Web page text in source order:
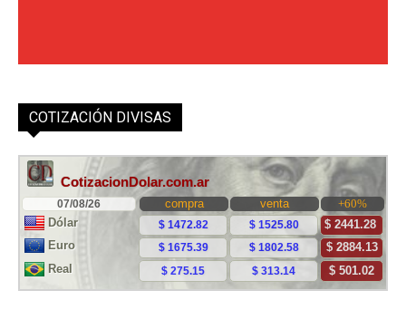
COTIZACIÓN DIVISAS